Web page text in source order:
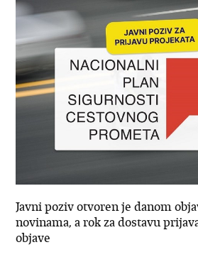
Javni poziv otvoren je danom
novinama, a rok za dostavu
objave